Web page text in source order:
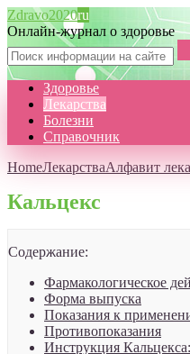
Zdravo2020ru
Онлайн-журнал о здоровье
Здоровье
Лекарства
Болезни
Справочник
HomeЛекарстваАлфавит
Кальцекс
Содержание:
Фармакологическое
Форма выпуска
Показания к
Противопоказания
Инструкция